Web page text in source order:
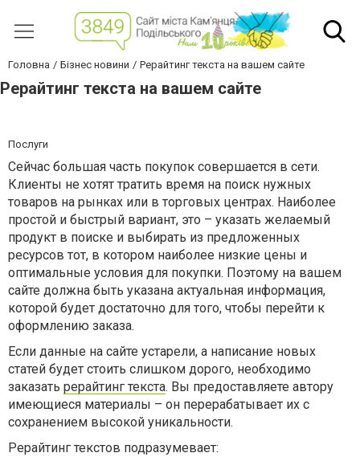
Головна Бізнес новини Рерайтинг текста на вашем сайте
Рерайтинг текста на вашем сайте
Послуги
Сейчас большая часть покупок совершается в сети.
Клиенты не хотят тратить время на поиск нужных
товаров на рынках или в торговых центрах. Наиболее
простой и быстрый вариант, это – указать желаемый
продукт в поиске и выбирать из предложенных
ресурсов тот, в котором наиболее низкие цены и
оптимальные условия для покупки. Поэтому на вашем
сайте должна быть указана актуальная информация,
которой будет достаточно для того, чтобы перейти к
оформлению заказа.
Если данные на сайте устарели, а написание новых
статей будет стоить слишком дорого, необходимо
заказать рерайтинг текста. Вы предоставляете автору
имеющиеся материалы – он перерабатывает их с
сохранением высокой уникальности.
Рерайтинг текстов подразумевает: